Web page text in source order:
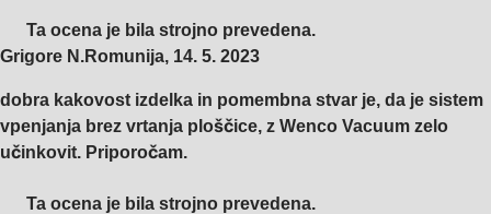
Ta ocena je bila strojno prevedena.
Grigore N.Romunija, 14. 5. 2023
dobra kakovost izdelka in pomembna stvar je, da je sistem
vpenjanja brez vrtanja ploščice, z Wenco Vacuum zelo
učinkovit. Priporočam.
Ta ocena je bila strojno prevedena.